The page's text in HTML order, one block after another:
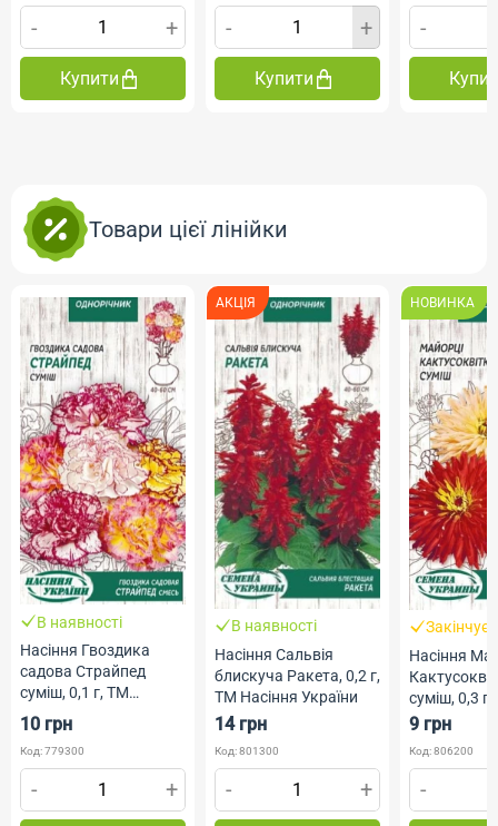
- +
Купити
- +
Купити
-
Товари цієї лінійки
В наявності
Насіння Гвоздика
садова Страйпед
суміш, 0,1 г, ТМ
Насіння України
10 грн
Код: 779300
- +
АКЦІЯ
В наявності
Насіння Сальвія
блискуча Ракета, 0,2 г,
ТМ Насіння України
14 грн
Код: 801300
- +
НОВИНКА
Насіння
суміш, 0,3
Насіння
9 грн
Код: 806200
-